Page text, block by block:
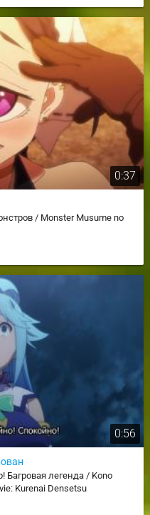
0:37
/ Monster Musume no
0:56
легенда / Kono
Kurenai Densetsu